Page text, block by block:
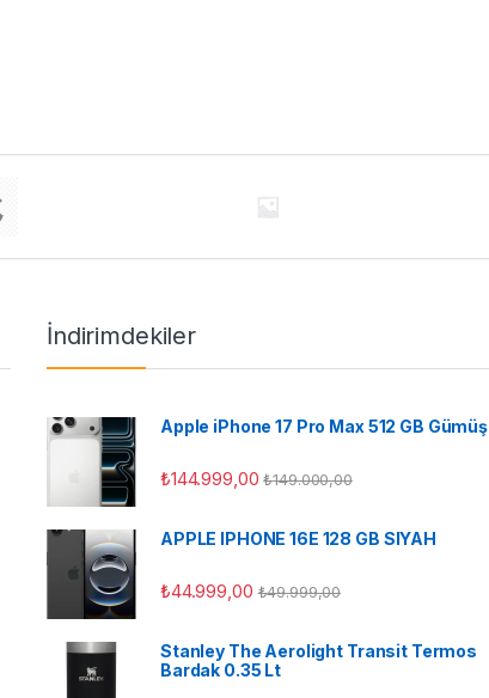
İndirimdekiler
Apple iPhone 17 Pro Max 512 GB Gümüş
₺144.999,00 ₺149.000,00
APPLE IPHONE 16E 128 GB SIYAH
₺44.999,00 ₺49.999,00
Stanley The Aerolight Transit Termos
Bardak 0.35 Lt